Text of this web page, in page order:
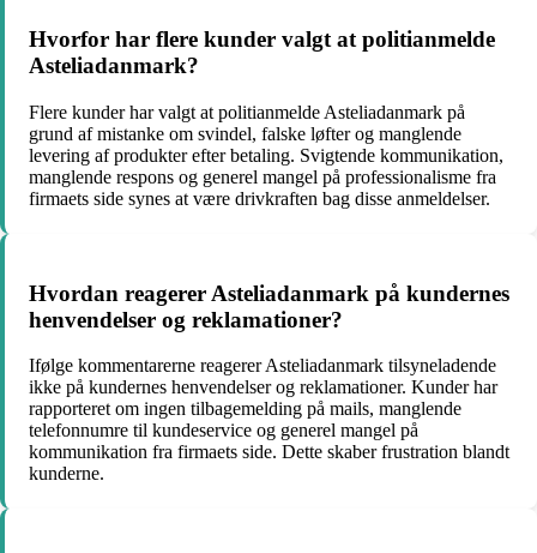
Hvorfor har flere kunder valgt at politianmelde
Asteliadanmark?
Flere kunder har valgt at politianmelde Asteliadanmark på
grund af mistanke om svindel, falske løfter og manglende
levering af produkter efter betaling. Svigtende kommunikation,
manglende respons og generel mangel på professionalisme fra
firmaets side synes at være drivkraften bag disse anmeldelser.
Hvordan reagerer Asteliadanmark på kundernes
henvendelser og reklamationer?
Ifølge kommentarerne reagerer Asteliadanmark tilsyneladende
ikke på kundernes henvendelser og reklamationer. Kunder har
rapporteret om ingen tilbagemelding på mails, manglende
telefonnumre til kundeservice og generel mangel på
kommunikation fra firmaets side. Dette skaber frustration blandt
kunderne.